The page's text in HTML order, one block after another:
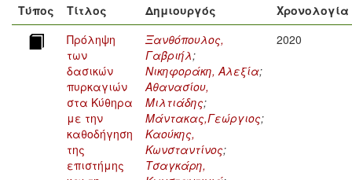
Τύπος
Τίτλος Δημιουργός
Χρονολογία
Πρόληψη
των
δασικών
πυρκαγιών
στα Κύθηρα
με την
καθοδήγηση
της
επιστήμης
Ξανθόπουλος,
Γαβριήλ;
Νικηφοράκη, Αλεξία;
Αθανασίου,
Μιλτιάδης;
Μάντακας,Γεώργιος;
Καούκης,
Κωνσταντίνος;
Τσαγκάρη,
2020